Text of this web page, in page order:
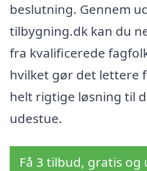
beslutning. Gennem
tilbygning.dk kan du
fra kvalificerede
hvilket gør det lettere
helt rigtige løsning til
udestue.
Få 3 tilbud, gratis